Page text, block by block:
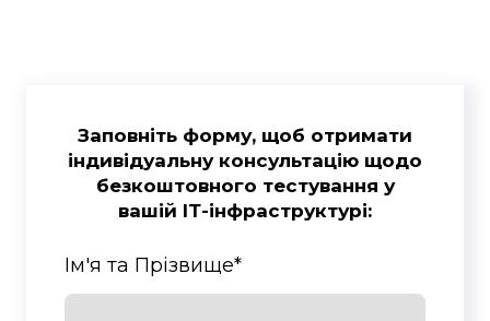
Заповніть форму, щоб отримати
індивідуальну консультацію щодо
безкоштовного тестування у
вашій ІТ-інфраструктурі:
Ім'я та Прізвище*